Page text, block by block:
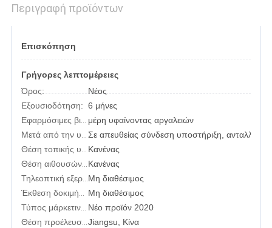
Περιγραφή προϊόντων
Επισκόπηση
Γρήγορες λεπτομέρειες
Όρος:
Νέος
Εξουσιοδότηση: 6 μήνες
Εφαρμόσιμες βιομηχανίες: μέρη υφαίνοντας αργαλειών
Μετά από την υπηρεσία εξουσιοδότησης: Σε απευθείας σύνδεση υποστήριξη,
Θέση τοπικής υπηρεσίας: Κανένας
Θέση αιθουσών εκθέσεως: Κανένας
Τηλεοπτική εξερχόμενος-επιθεώρηση:Μη διαθέσιμος
Έκθεση δοκιμής μηχανημάτων: Μη διαθέσιμος
Τύπος μάρκετινγκ: Νέο προϊόν 2020
Θέση προέλευσης:Jiangsu, Κίνα